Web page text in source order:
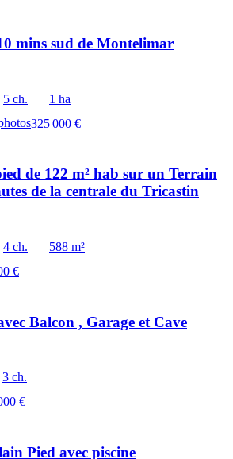
mins sud de Montelimar
5 ch.
1 ha
325 000 €
de 122 m² hab sur un Terrain
de la centrale du Tricastin
4 ch.
588 m²
€
Balcon , Garage et Cave
3 ch.
€
Pied avec piscine